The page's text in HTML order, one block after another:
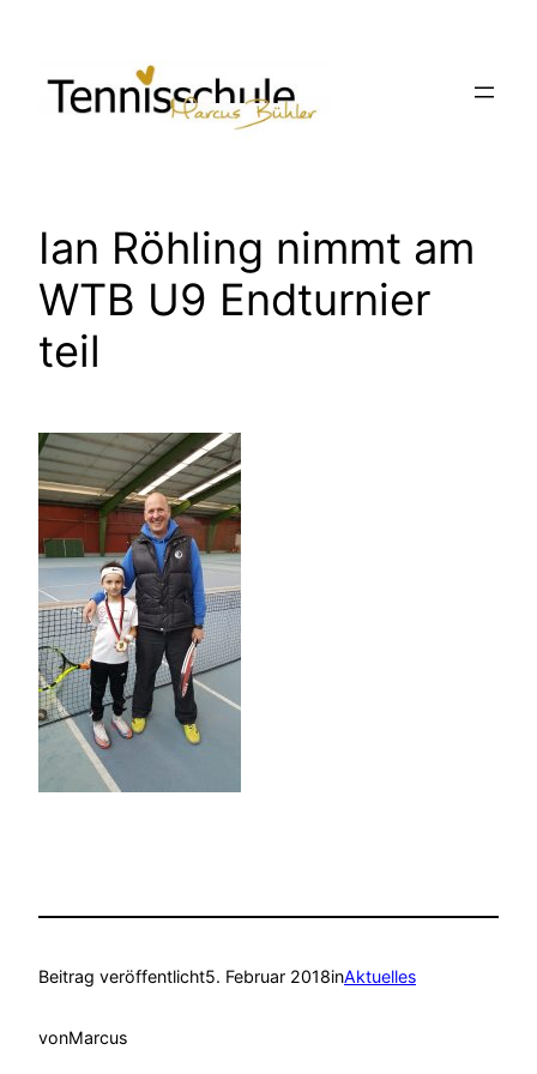
springen
Ian Röhling nimmt am
WTB U9 Endturnier
teil
Beitrag veröffentlicht5. Februar 2018inAktuelles
vonMarcus